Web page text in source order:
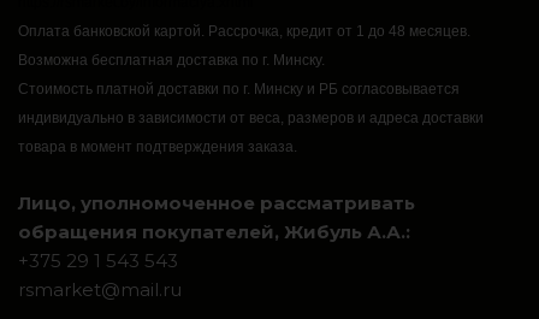
Оплата банковской картой. Рассрочка, кредит от 1 до 48 месяцев.
Возможна бесплатная доставка по г. Минску.
Стоимость платной доставки по г. Минску и РБ согласовывается
индивидуально в зависимости от веса, размеров и адреса доставки
товара в момент подтверждения заказа.
Лицо, уполномоченное рассматривать
обращения покупателей, Жибуль А.А.:
+375 29 1 543 543
rsmarket@mail.ru